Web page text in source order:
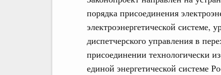
порядка присоединения
электроэнергетической системе,
диспетчерского управления в
присоединении технологически
единой энергетической системе